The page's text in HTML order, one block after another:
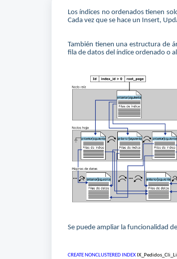
Los índices no ordenados tienen
Cada vez que se hace un Insert,
También tienen una estructura de
fila de datos del índice ordenado o
Se puede ampliar la funcionalidad
CREATENONCLUSTEREDINDEX